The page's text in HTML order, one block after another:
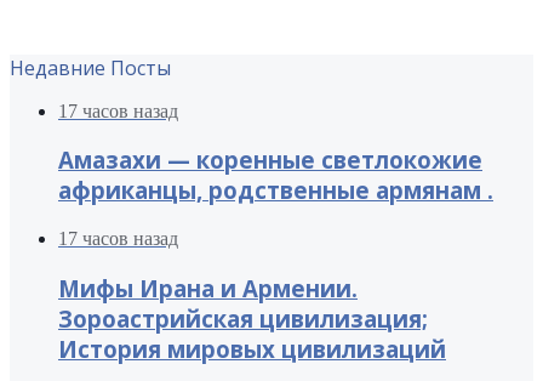
Недавние Посты
17 часов назад
Амазахи — коренные светлокожие
африканцы, родственные армянам .
17 часов назад
Мифы Ирана и Армении.
Зороастрийская цивилизация;
История мировых цивилизаций